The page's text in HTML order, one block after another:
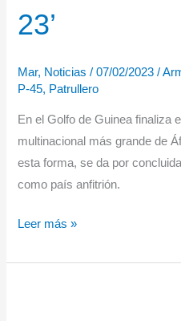
23’
Mar, Noticias /07/02/2023/
P-45, Patrullero
En el Golfo de Guinea finaliza
multinacional más grande de
esta forma, se da por
como país anfitrión.
El
finaliza
Leer más »